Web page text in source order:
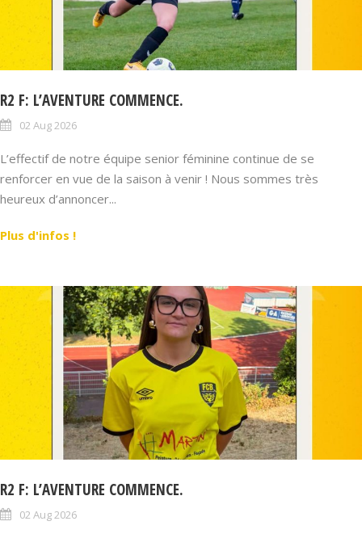
R2 F: L’AVENTURE COMMENCE.
02 Aug 2026
L’effectif de notre équipe senior féminine continue de se
renforcer en vue de la saison à venir ! Nous sommes très
heureux d’annoncer...
Plus d'infos !
R2 F: L’AVENTURE COMMENCE.
02 Aug 2026